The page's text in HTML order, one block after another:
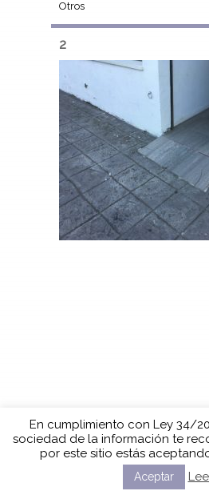
Otros
2
En cumplimiento con Ley 34/
sociedad de la información te
por este sitio estás
Aceptar